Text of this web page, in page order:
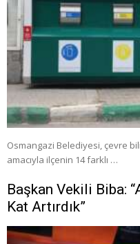
Osmangazi Belediyesi, çevre
amacıyla ilçenin 14 farklı …
Başkan Vekili Biba:
Kat Artırdık”